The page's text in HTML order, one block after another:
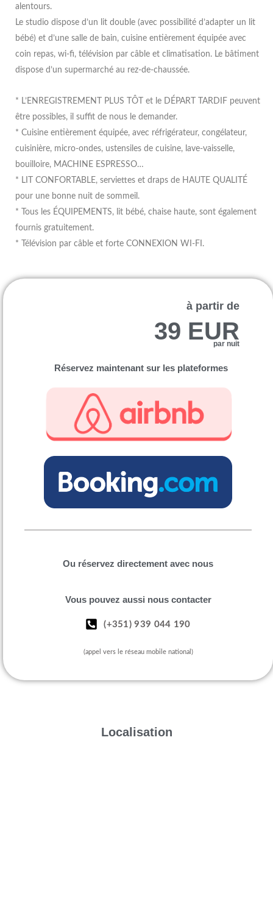
alentours.
Le studio dispose d’un lit double (avec possibilité d’adapter un lit
bébé) et d’une salle de bain, cuisine entièrement équipée avec
coin repas, wi-fi, télévision par câble et climatisation. Le bâtiment
dispose d’un supermarché au rez-de-chaussée.
* L’ENREGISTREMENT PLUS TÔT et le DÉPART TARDIF peuvent
être possibles, il suffit de nous le demander.
* Cuisine entièrement équipée, avec réfrigérateur, congélateur,
cuisinière, micro-ondes, ustensiles de cuisine, lave-vaisselle,
bouilloire, MACHINE ESPRESSO…
* LIT CONFORTABLE, serviettes et draps de HAUTE QUALITÉ
pour une bonne nuit de sommeil.
* Tous les ÉQUIPEMENTS, lit bébé, chaise haute, sont également
fournis gratuitement.
* Télévision par câble et forte CONNEXION WI-FI.
à partir de
39 EUR
par nuit
Réservez maintenant sur les plateformes
Ou réservez directement avec nous
Vous pouvez aussi nous contacter
(+351) 939 044 190
(appel vers le réseau mobile national)
Localisation